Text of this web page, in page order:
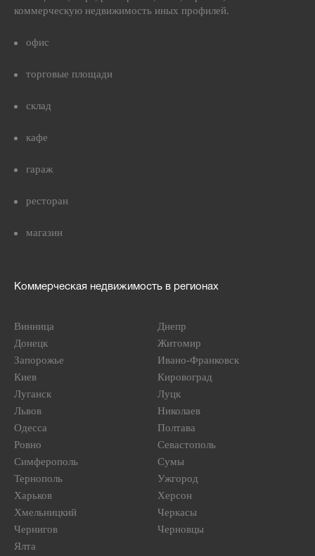
коммерческую недвижимость иных профилей.
офис
торговые площади
склад
кафе
гараж
ресторан
магазин
Коммерческая недвижимость в регионах
Винница
Днепр
Донецк
Житомир
Запорожье
Ивано-Франковск
Киев
Кировоград
Луганск
Луцк
Львов
Николаев
Одесса
Полтава
Ровно
Севастополь
Симферополь
Сумы
Тернополь
Ужгород
Харьков
Херсон
Хмельницкий
Черкасы
Чернигов
Черновцы
Ялта